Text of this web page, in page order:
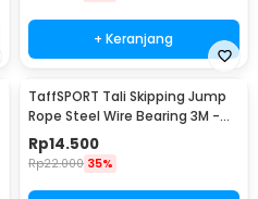
+ Keranjang
TaffSPORT Tali Skipping Jump
Rope Steel Wire Bearing 3M -
D053
Rp14.500
Rp22.000 35%